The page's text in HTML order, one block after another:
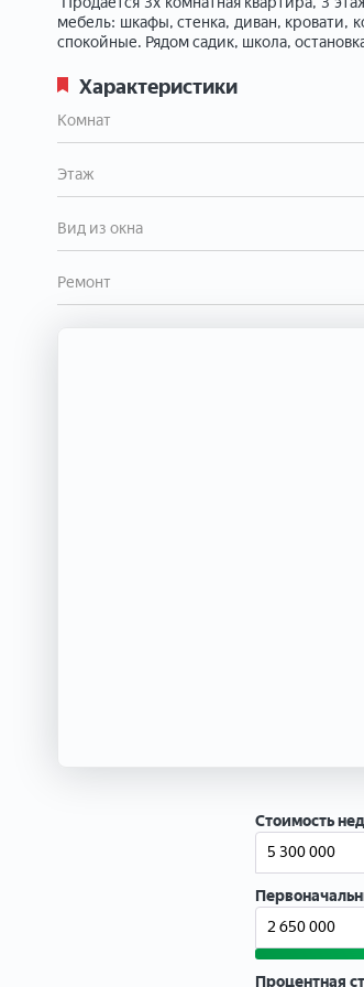
мeбель: шкафы, cтенкa, диван, кровати,
спокойные. Рядом садик, школа,
Характеристики
Комнат
Этаж
Вид из окна
Ремонт
Стоимость
Процентная